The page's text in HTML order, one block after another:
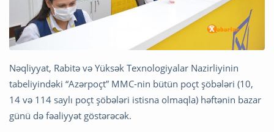
Nəqliyyat, Rabitə və Yüksək Texnologiyalar Nazirliyinin
tabeliyindəki “Azərpoçt” MMC-nin bütün poçt şöbələri (10,
14 və 114 saylı poçt şöbələri istisna olmaqla) həftənin bazar
günü də fəaliyyət göstərəcək.